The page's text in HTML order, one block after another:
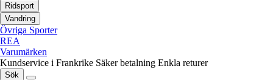
Ridsport
Vandring
Övriga Sporter
REA
Varumärken
Kundservice i Frankrike Säker betalning Enkla returer
Sök